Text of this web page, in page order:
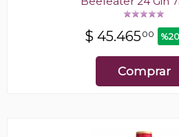
$ 45.46500
Comprar